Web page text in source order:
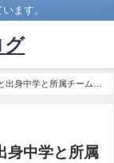
ます。
グ
身中学と所属チーム！
身中学と所属